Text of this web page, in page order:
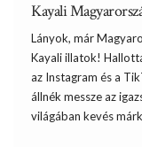
Kayali
Lányok, már
Kayali illatok!
az Instagram és a
állnék messze az
világában kevés